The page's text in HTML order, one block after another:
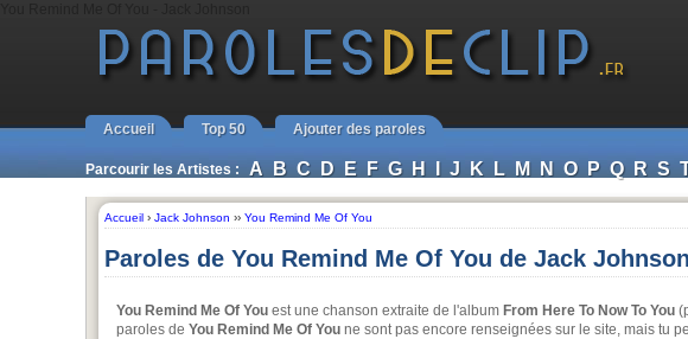
Accueil Top 50 Ajouter des paroles
Parcourir les Artistes : A B C D E F G H I J K L M N O P Q R S
Accueil › Jack Johnson ›› You Remind Me Of You
Paroles de You Remind Me Of You de Jack Johnson
You Remind Me Of You est une chanson extraite de l'album From Here To Now To You
paroles de You Remind Me Of You ne sont pas encore renseignées sur le site, mais tu